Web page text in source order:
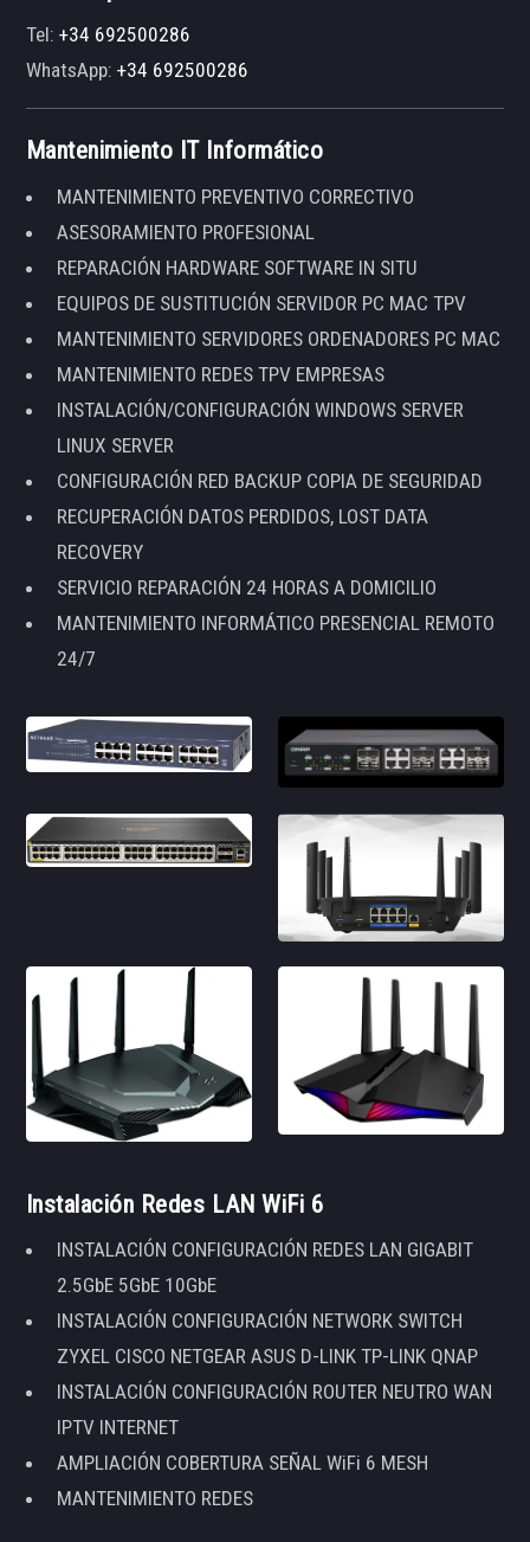
Tel:+34 692500286
WhatsApp:+34 692500286
Mantenimiento IT Informático
MANTENIMIENTO PREVENTIVO CORRECTIVO
ASESORAMIENTO PROFESIONAL
REPARACIÓN HARDWARE SOFTWARE IN SITU
EQUIPOS DE SUSTITUCIÓN SERVIDOR PC MAC TPV
MANTENIMIENTO SERVIDORES ORDENADORES PC MAC
MANTENIMIENTO REDES TPV EMPRESAS
INSTALACIÓN/CONFIGURACIÓN WINDOWS SERVER
LINUX SERVER
CONFIGURACIÓN RED BACKUP COPIA DE SEGURIDAD
RECUPERACIÓN DATOS PERDIDOS, LOST DATA
RECOVERY
SERVICIO REPARACIÓN 24 HORAS A DOMICILIO
MANTENIMIENTO INFORMÁTICO PRESENCIAL REMOTO
24/7
Instalación Redes LAN WiFi 6
INSTALACIÓN CONFIGURACIÓN REDES LAN GIGABIT
2.5GbE 5GbE 10GbE
INSTALACIÓN CONFIGURACIÓN NETWORK SWITCH
ZYXEL CISCO NETGEAR ASUS D-LINK TP-LINK QNAP
INSTALACIÓN CONFIGURACIÓN ROUTER NEUTRO WAN
IPTV INTERNET
AMPLIACIÓN COBERTURA SEÑAL WiFi 6 MESH
MANTENIMIENTO REDES